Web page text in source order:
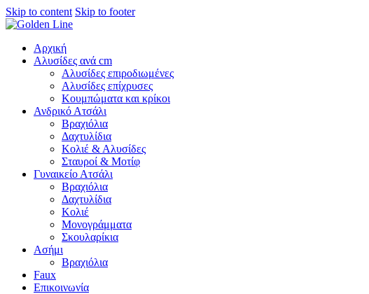
Skip to content Skip to footer
Αρχική
Αλυσίδες ανά cm
Αλυσίδες επιροδιωμένες
Αλυσίδες επίχρυσες
Κουμπώματα και κρίκοι
Ανδρικό Ατσάλι
Βραχιόλια
Δαχτυλίδια
Κολιέ & Αλυσίδες
Σταυροί & Μοτίφ
Γυναικείο Ατσάλι
Βραχιόλια
Δαχτυλίδια
Κολιέ
Μονογράμματα
Σκουλαρίκια
Ασήμι
Βραχιόλια
Faux
Επικοινωνία